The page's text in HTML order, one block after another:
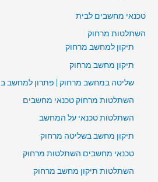
טכנאי מחשבים לבית
השתלטות מרחוק
תיקון למחשב מרחוק
תיקון מחשב מרחוק
שליטה במחשב מרחוק | פתרון למחשב ב 99 ₪
השתלטות מרחוק טכנאי מחשבים
השתלטות טכנאי על המחשב
תיקון מחשב בשליטה מרחוק
טכנאי מחשבים השתלטות מרחוק
השתלטות תיקון מחשב מרחוק